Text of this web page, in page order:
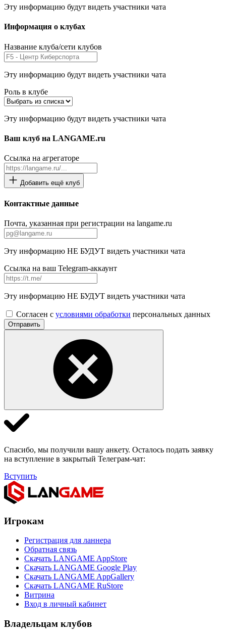
Эту информацию будут видеть участники чата
Информация о клубах
Название клуба/сети клубов
Эту информацию будут видеть участники чата
Роль в клубе
Эту информацию будут видеть участники чата
Ваш клуб на LANGAME.ru
Ссылка на агрегаторе
Добавить ещё клуб
Контактные данные
Почта, указанная при регистрации на langame.ru
Эту информацию НЕ БУДУТ видеть участники чата
Ссылка на ваш Telegram-аккаунт
Эту информацию НЕ БУДУТ видеть участники чата
Согласен с условиями обработки персональных данных
Отправить
Спасибо, мы получили вашу анкету. Осталось подать заявку
на вступление в закрытый Телеграм-чат:
Вступить
Игрокам
Регистрация для ланнера
Обратная связь
Скачать LANGAME AppStore
Скачать LANGAME Google Play
Скачать LANGAME AppGallery
Скачать LANGAME RuStore
Витрина
Вход в личный кабинет
Владельцам клубов